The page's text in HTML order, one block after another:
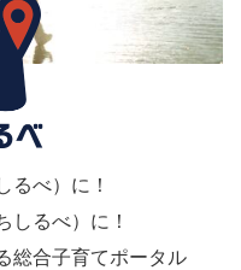
るべ）に！
しるべ）に！
総合子育てポータル